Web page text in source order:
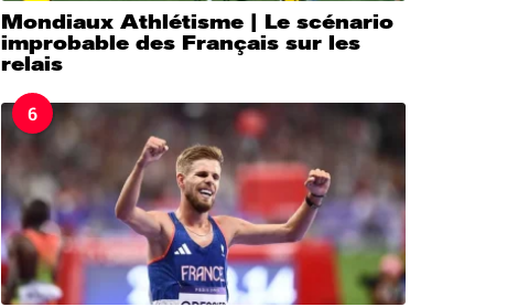
Mondiaux Athlétisme | Le scénario
improbable des Français sur les
relais
6